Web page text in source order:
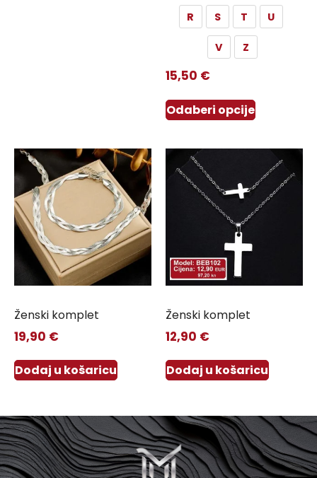
R S T U
V Z
15,50 €
Odaberi opcije
Ženski komplet
19,90 €
Dodaj u košaricu
Ženski komplet
12,90 €
Dodaj u košaricu